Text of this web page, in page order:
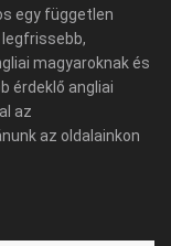
egy független
magyaroknak és
érdeklő angliai
az
az oldalainkon